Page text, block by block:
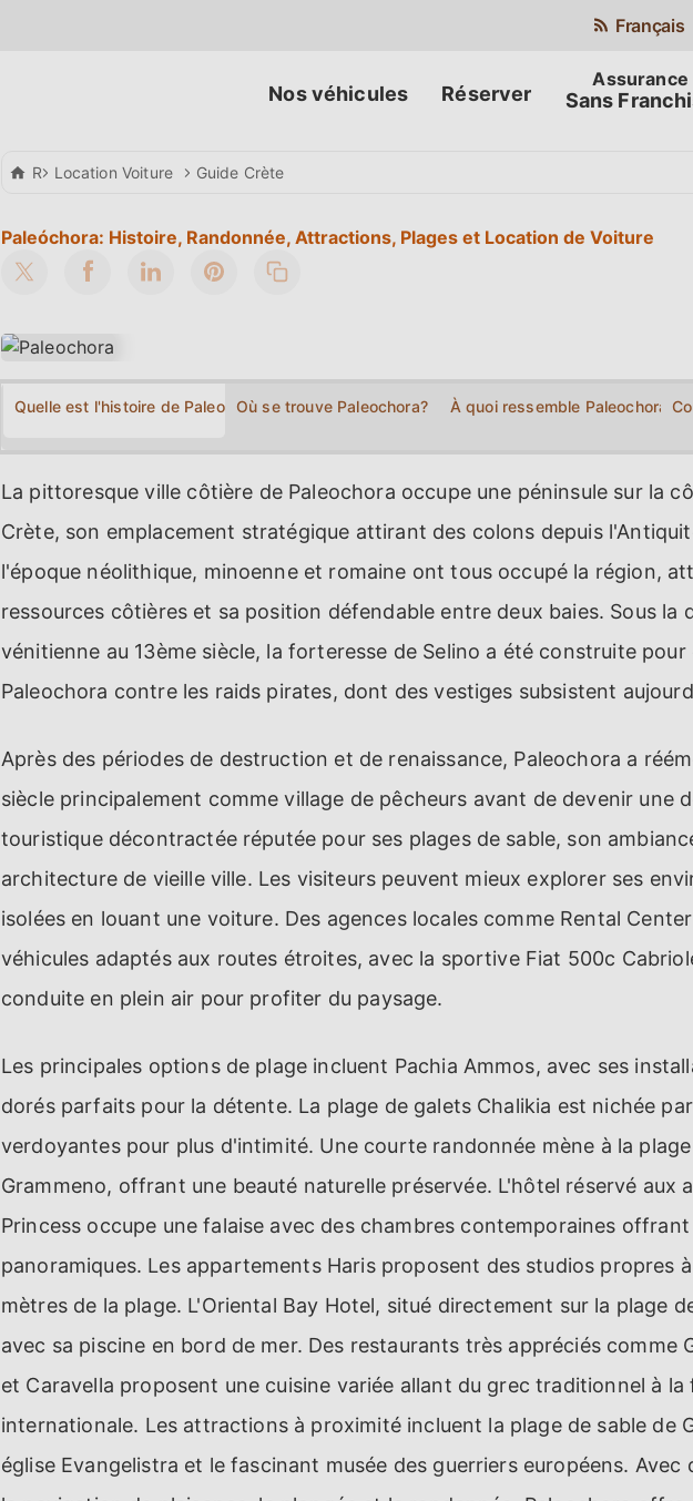
Français
Nos véhicules Réserver Sans
Rental Center Crete
Location Voiture Guide Crète
Paleóchora: Histoire, Randonnée, Attractions, Plages et Location de Voiture
Quelle est l'histoire de Paleochora?Où se trouve Paleochora? À quoi ressemble Paleochora
La pittoresque ville côtière de Paleochora occupe une péninsule sur la
Crète, son emplacement stratégique attirant des colons depuis
l'époque néolithique, minoenne et romaine ont tous occupé la région,
ressources côtières et sa position défendable entre deux baies. Sous la
vénitienne au 13ème siècle, la forteresse de Selino a été construite
Paleochora contre les raids pirates, dont des vestiges subsistent
Après des périodes de destruction et de renaissance, Paleochora a
siècle principalement comme village de pêcheurs avant de devenir une
touristique décontractée réputée pour ses plages de sable, son
architecture de vieille ville. Les visiteurs peuvent mieux explorer ses
isolées en louant une voiture. Des agences locales comme Rental
véhicules adaptés aux routes étroites, avec la sportive Fiat 500c
conduite en plein air pour profiter du paysage.
Les principales options de plage incluent Pachia Ammos, avec ses
dorés parfaits pour la détente. La plage de galets Chalikia est nichée
verdoyantes pour plus d'intimité. Une courte randonnée mène à la
Grammeno, offrant une beauté naturelle préservée. L'hôtel réservé aux
Princess occupe une falaise avec des chambres contemporaines offrant
panoramiques. Les appartements Haris proposent des studios propres
mètres de la plage. L'Oriental Bay Hotel, situé directement sur la plage
avec sa piscine en bord de mer. Des restaurants très appréciés comme
et Caravella proposent une cuisine variée allant du grec traditionnel à la
internationale. Les attractions à proximité incluent la plage de sable de
église Evangelistra et le fascinant musée des guerriers européens. Avec